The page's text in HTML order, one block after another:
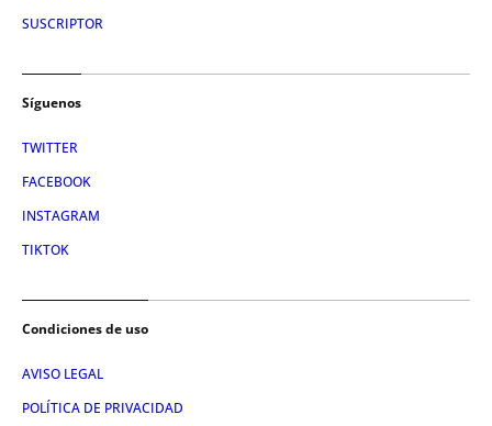
SUSCRIPTOR
Síguenos
TWITTER
FACEBOOK
INSTAGRAM
TIKTOK
Condiciones de uso
AVISO LEGAL
POLÍTICA DE PRIVACIDAD